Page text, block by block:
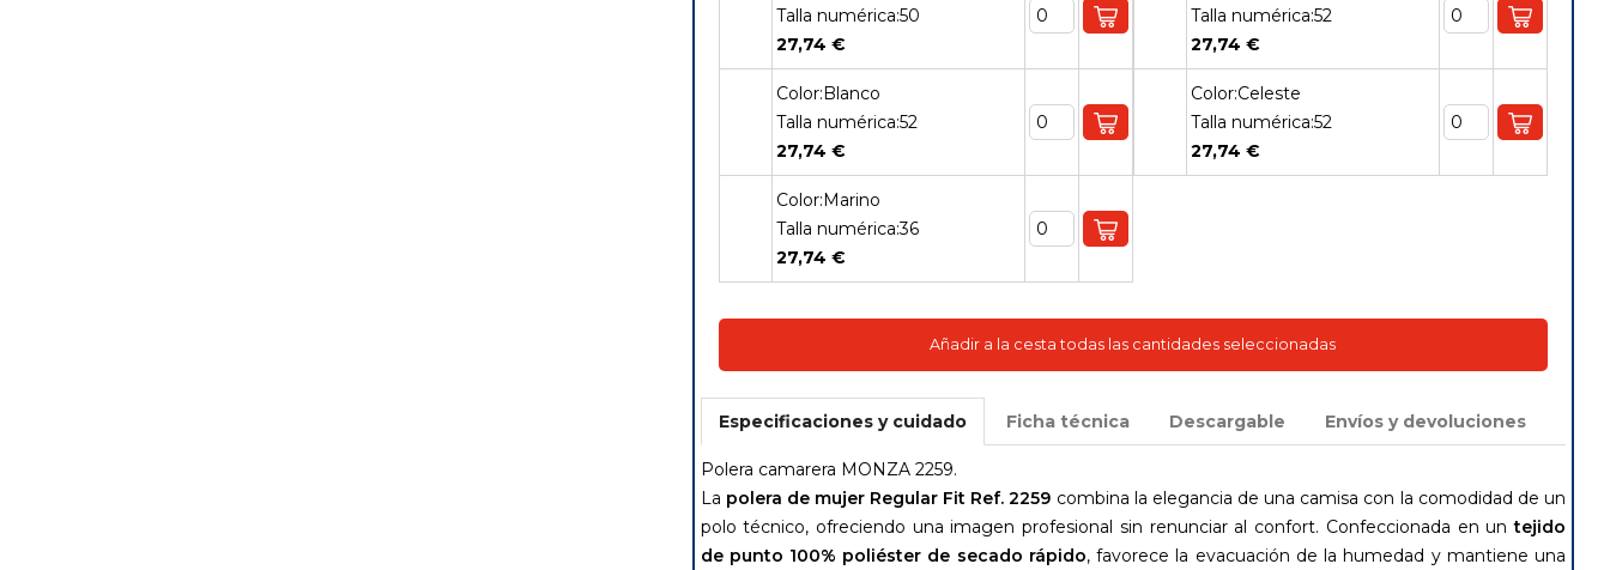
Talla numérica:50
27,74 €
Talla numérica:52
27,74 €
Color:Blanco
Talla numérica:52
27,74 €
Color:Celeste
Talla numérica:52
27,74 €
Color:Marino
Talla numérica:36
27,74 €
Añadir a la cesta todas las cantidades seleccionadas
Especificaciones y cuidado Ficha técnica Descargable Envíos y devoluciones
Polera camarera MONZA 2259.
La polera de mujer Regular Fit Ref. 2259 combina la elegancia de una camisa con la comodidad de un
polo técnico, ofreciendo una imagen profesional sin renunciar al confort. Confeccionada en untejido
de punto 100% poliéster de secado rápido, favorece la evacuación de la humedad y mantiene una